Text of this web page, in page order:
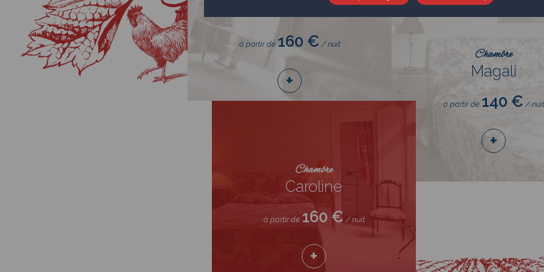
à partir de 160 € / nuit
+
Chambre
Magali
à partir de 140 € / nuit
+
Chambre
Caroline
à partir de 160 € / nuit
+